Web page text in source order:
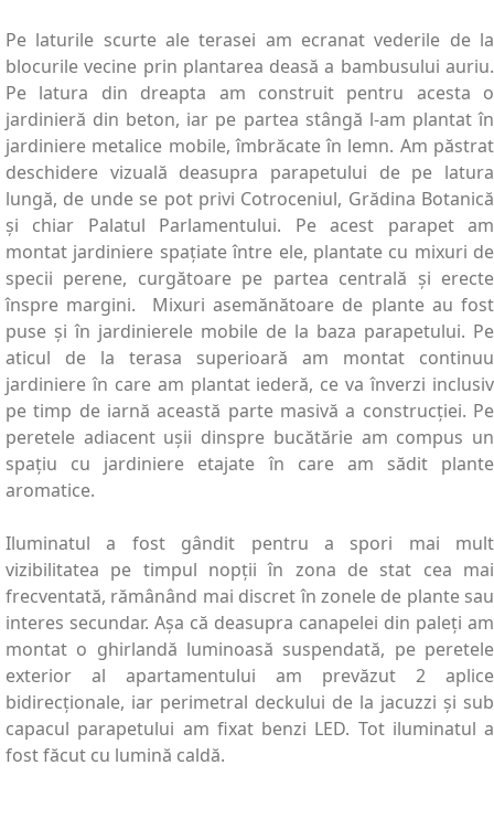
Pe laturile scurte ale terasei am ecranat vederile de la
blocurile vecine prin plantarea deasă a bambusului auriu.
Pe latura din dreapta am construit pentru acesta o
jardinieră din beton, iar pe partea stângă l-am plantat în
jardiniere metalice mobile, îmbrăcate în lemn. Am păstrat
deschidere vizuală deasupra parapetului de pe latura
lungă, de unde se pot privi Cotroceniul, Grădina Botanică
și chiar Palatul Parlamentului. Pe acest parapet am
montat jardiniere spațiate între ele, plantate cu mixuri de
specii perene, curgătoare pe partea centrală și erecte
înspre margini. Mixuri asemănătoare de plante au fost
puse și în jardinierele mobile de la baza parapetului. Pe
aticul de la terasa superioară am montat continuu
jardiniere în care am plantat iederă, ce va înverzi inclusiv
pe timp de iarnă această parte masivă a construcției. Pe
peretele adiacent ușii dinspre bucătărie am compus un
spațiu cu jardiniere etajate în care am sădit plante
aromatice.
Iluminatul a fost gândit pentru a spori mai mult
vizibilitatea pe timpul nopții în zona de stat cea mai
frecventată, rămânând mai discret în zonele de plante sau
interes secundar. Așa că deasupra canapelei din paleți am
montat o ghirlandă luminoasă suspendată, pe peretele
exterior al apartamentului am prevăzut 2 aplice
bidirecționale, iar perimetral deckului de la jacuzzi și sub
capacul parapetului am fixat benzi LED. Tot iluminatul a
fost făcut cu lumină caldă.